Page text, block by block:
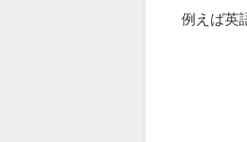
例えば英